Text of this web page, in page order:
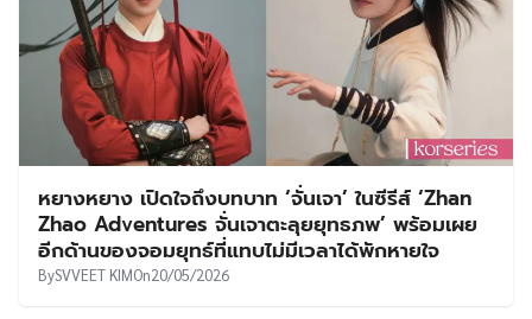
หยางหยาง เปิดใจถึงบทบาท ‘จั่นเจา’ ในซีรีส์ ‘Zhan
Zhao Adventures จั่นเจาตะลุยยุทธภพ’ พร้อมเผย
อีกด้านของจอมยุทธ์ที่แทบไม่มีเวลาได้พักหายใจ
BySVVEET KIMOn20/05/2026